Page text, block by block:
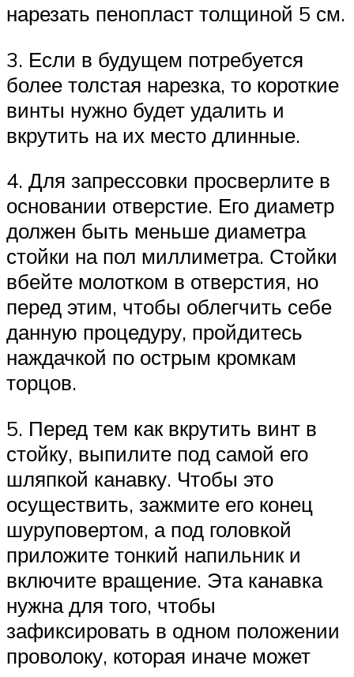
нарезать пенопласт толщиной 5 см.
3. Если в будущем потребуется
более толстая нарезка, то короткие
винты нужно будет удалить и
вкрутить на их место длинные.
4. Для запрессовки просверлите в
основании отверстие. Его диаметр
должен быть меньше диаметра
стойки на пол миллиметра. Стойки
вбейте молотком в отверстия, но
перед этим, чтобы облегчить себе
данную процедуру, пройдитесь
наждачкой по острым кромкам
торцов.
5. Перед тем как вкрутить винт в
стойку, выпилите под самой его
шляпкой канавку. Чтобы это
осуществить, зажмите его конец
шуруповертом, а под головкой
приложите тонкий напильник и
включите вращение. Эта канавка
нужна для того, чтобы
зафиксировать в одном положении
проволоку, которая иначе может